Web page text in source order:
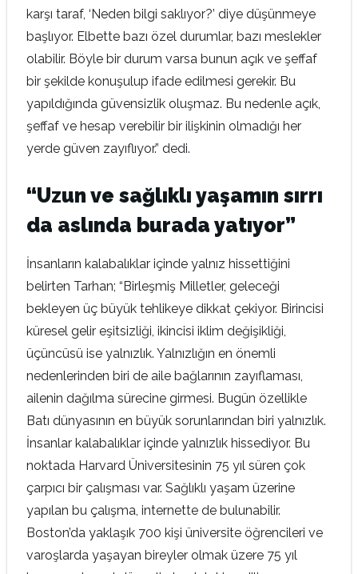
karşı taraf, ‘Neden bilgi saklıyor?’ diye düşünmeye
başlıyor. Elbette bazı özel durumlar, bazı meslekler
olabilir. Böyle bir durum varsa bunun açık ve şeffaf
bir şekilde konuşulup ifade edilmesi gerekir. Bu
yapıldığında güvensizlik oluşmaz. Bu nedenle açık,
şeffaf ve hesap verebilir bir ilişkinin olmadığı her
yerde güven zayıflıyor.” dedi.
“Uzun ve sağlıklı yaşamın sırrı
da aslında burada yatıyor”
İnsanların kalabalıklar içinde yalnız hissettiğini
belirten Tarhan; “Birleşmiş Milletler, geleceği
bekleyen üç büyük tehlikeye dikkat çekiyor. Birincisi
küresel gelir eşitsizliği, ikincisi iklim değişikliği,
üçüncüsü ise yalnızlık. Yalnızlığın en önemli
nedenlerinden biri de aile bağlarının zayıflaması,
ailenin dağılma sürecine girmesi. Bugün özellikle
Batı dünyasının en büyük sorunlarından biri yalnızlık.
İnsanlar kalabalıklar içinde yalnızlık hissediyor. Bu
noktada Harvard Üniversitesinin 75 yıl süren çok
çarpıcı bir çalışması var. Sağlıklı yaşam üzerine
yapılan bu çalışma, internette de bulunabilir.
Boston’da yaklaşık 700 kişi üniversite öğrencileri ve
varoşlarda yaşayan bireyler olmak üzere 75 yıl